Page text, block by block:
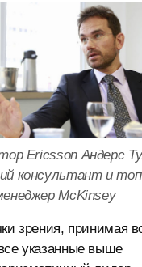
Ericsson Андерс
консультант и
McKinsey
зрения, принимая
указанные выше